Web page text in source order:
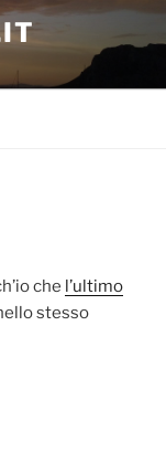
che l’ultimo
stesso